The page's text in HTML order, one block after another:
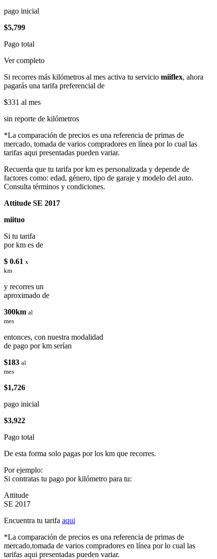
pago inicial
$5,799
Pago total
Ver completo
Si recorres más kilómetros al mes activa tu servicio miiflex, ahora
pagarás una tarifa preferencial de
$331 al mes
sin reporte de kilómetros
*La comparación de precios es una referencia de primas de
mercado, tomada de varios compradores en línea por lo cual las
tarifas aqui presentadas pueden variar.
Recuerda que tu tarifa por km es personalizada y depende de
factores como: edad, género, tipo de garaje y modelo del auto.
Consulta términos y condiciones.
Attitude SE 2017
miituo
Si tu tarifa
por km es de
$ 0.61 x
km
y recorres un
aproximado de
300km al
mes
entonces, con nuestra modalidad
de pago por km serían
$183 al
mes
$1,726
pago inicial
$3,922
Pago total
De esta forma solo pagas por los km que recorres.
Por ejemplo:
Si contratas tu pago por kilómetro para tu:
Attitude
SE 2017
Encuentra tu tarifa aqui
*La comparación de precios es una referencia de primas de
mercado,tomada de varios compradores en línea por lo cual las
tarifas aqui presentadas pueden variar.